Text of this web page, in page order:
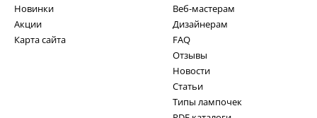
Новинки
Акции
Карта сайта
Веб-мастерам
Дизайнерам
FAQ
Отзывы
Новости
Статьи
Типы лампочек